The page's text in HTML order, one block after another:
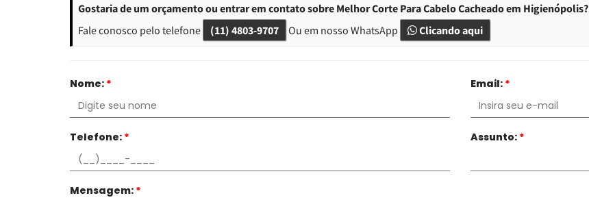
Gostaria de um orçamento ou entrar em contato sobre Melhor Corte Para Cabelo Cacheado em Higienópolis?
Fale conosco pelo telefone
(11) 4803-9707 Ou em nosso WhatsApp Clicando aqui
Nome: * Email: *
Telefone: * Assunto: *
Mensagem: *